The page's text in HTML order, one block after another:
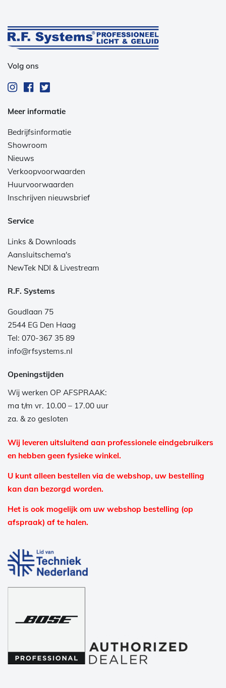
Volg ons
Meer informatie
Bedrijfsinformatie
Showroom
Nieuws
Verkoopvoorwaarden
Huurvoorwaarden
Inschrijven nieuwsbrief
Service
Links & Downloads
Aansluitschema's
NewTek NDI & Livestream
R.F. Systems
Goudlaan 75
2544 EG Den Haag
Tel: 070-367 35 89
info@rfsystems.nl
Openingstijden
Wij werken OP AFSPRAAK:
ma t/m vr. 10.00 – 17.00 uur
za. & zo gesloten
Wij leveren uitsluitend aan professionele eindgebruikers
en hebben geen fysieke winkel.
U kunt alleen bestellen via de webshop, uw bestelling
kan dan bezorgd worden.
Het is ook mogelijk om uw webshop bestelling (op
afspraak) af te halen.